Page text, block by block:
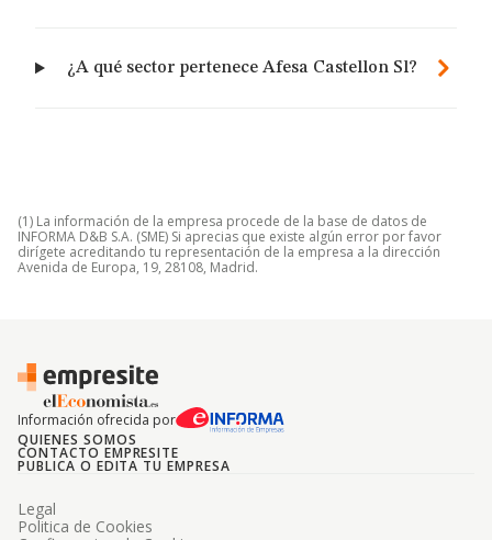
¿A qué sector pertenece Afesa Castellon Sl?
(1) La información de la empresa procede de la base de datos de
INFORMA D&B S.A. (SME) Si aprecias que existe algún error por favor
dirígete acreditando tu representación de la empresa a la dirección
Avenida de Europa, 19, 28108, Madrid.
Información ofrecida por
QUIENES SOMOS
CONTACTO EMPRESITE
PUBLICA O EDITA TU EMPRESA
Legal
Politica de Cookies